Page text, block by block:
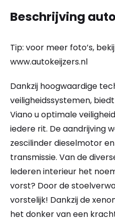
Beschrijving auto
Tip: voor meer foto’s,
www.autokeijzers.nl
Dankzij hoogwaardige
veiligheidssystemen,
Viano u optimale
iedere rit. De aandrijving
zescilinder dieselmotor
transmissie. Van de
lederen interieur het
vorst? Door de
vorstelijk! Dankzij de
het donker van een